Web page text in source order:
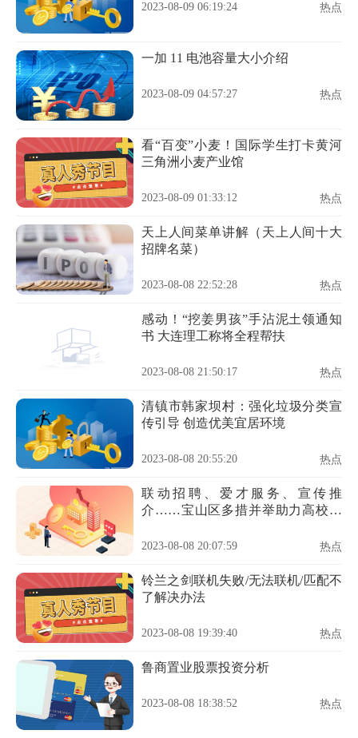
2023-08-09 06:19:24 热点
一加 11 电池容量大小介绍
2023-08-09 04:57:27 热点
看“百变”小麦！国际学生打卡黄河
三角洲小麦产业馆
2023-08-09 01:33:12 热点
天上人间菜单讲解（天上人间十大
招牌名菜）
2023-08-08 22:52:28 热点
感动！“挖姜男孩”手沾泥土领通知
书 大连理工称将全程帮扶
2023-08-08 21:50:17 热点
清镇市韩家坝村：强化垃圾分类宣
传引导 创造优美宜居环境
2023-08-08 20:55:20 热点
联动招聘、爱才服务、宣传推
介……宝山区多措并举助力高校毕
2023-08-08 20:07:59 热点
铃兰之剑联机失败/无法联机/匹配不
了解决办法
2023-08-08 19:39:40 热点
鲁商置业股票投资分析
2023-08-08 18:38:52 热点